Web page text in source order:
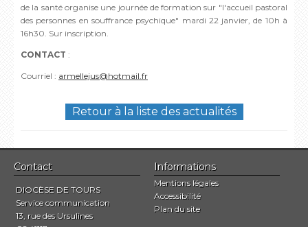
de la santé organise une journée de formation sur "l'accueil pastoral
des personnes en souffrance psychique" mardi 22 janvier, de 10h à
16h30. Sur inscription.
CONTACT :
Courriel : armellejus@hotmail.fr
Retour à la liste des actualités
Contact
DIOCÈSE DE TOURS
Service communication
13, rue des Ursulines
Informations
Mentions légales
Accessibilité
Plan du site